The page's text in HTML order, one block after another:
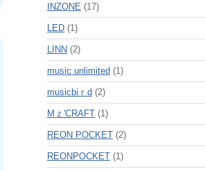
INZONE (17)
LED(1)
LINN (2)
music unlimited (1)
musicbiｒd (2)
Mｚ'CRAFT(1)
REON POCKET(2)
REONPOCKET(1)